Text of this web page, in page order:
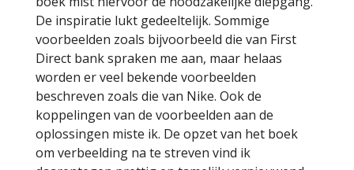
De inspiratie lukt gedeeltelijk. Sommige
voorbeelden zoals bijvoorbeeld die van First
Direct bank spraken me aan, maar helaas
worden er veel bekende voorbeelden
beschreven zoals die van Nike. Ook de
koppelingen van de voorbeelden aan de
oplossingen miste ik. De opzet van het boek
om verbeelding na te streven vind ik